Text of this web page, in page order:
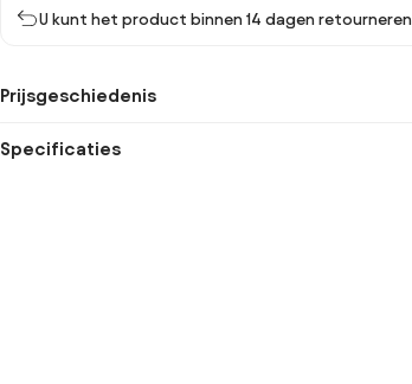
U kunt het product binnen 14 dagen retourneren
Prijsgeschiedenis
Specificaties